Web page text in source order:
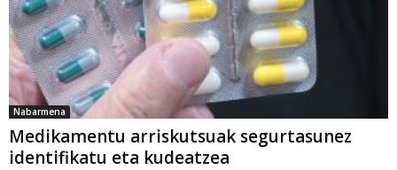
Nabarmena
Medikamentu arriskutsuak segurtasunez
identifikatu eta kudeatzea